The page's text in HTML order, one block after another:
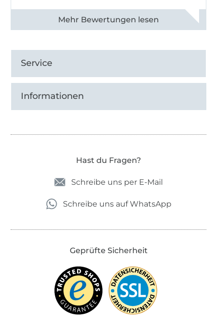
Alle 82990 Bewertungen ansehen
Service
Informationen
Hast du Fragen?
Schreibe uns per E-Mail
Schreibe uns auf WhatsApp
Geprüfte Sicherheit